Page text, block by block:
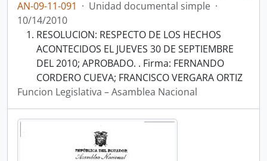
AN-09-11-091 · Unidad documental simple ·
10/14/2010
RESOLUCION: RESPECTO DE LOS HECHOS
ACONTECIDOS EL JUEVES 30 DE SEPTIEMBRE
DEL 2010; APROBADO. . Firma: FERNANDO
CORDERO CUEVA; FRANCISCO VERGARA ORTIZ
Funcion Legislativa – Asamblea Nacional